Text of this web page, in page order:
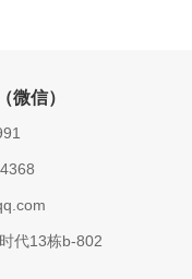
微信）
代13栋b-802